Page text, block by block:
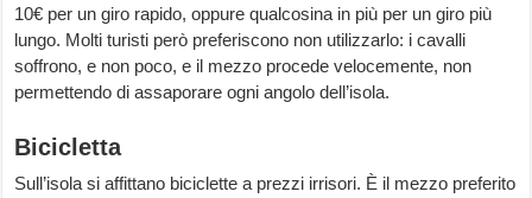
10€ per un giro rapido, oppure qualcosina in più per un giro più
lungo. Molti turisti però preferiscono non utilizzarlo: i cavalli
soffrono, e non poco, e il mezzo procede velocemente, non
permettendo di assaporare ogni angolo dell’isola.
Bicicletta
Sull’isola si affittano biciclette a prezzi irrisori. È il mezzo preferito